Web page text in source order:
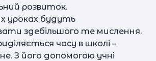
розвиток.
уроках будуть
здебільшого те мислення,
часу в школі –
З його допомогою учні